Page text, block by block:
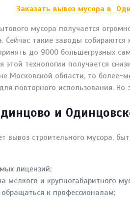
Заказать вывоз мусора в
мусора получается
Сейчас такие заводы
до 9000 большегрузных
технологии получается
Московской области, то более-
повторного использования. Но
и
вывоз строительного мусора,
лицензий;
мелкого и крупногабаритного
к профессионалам;